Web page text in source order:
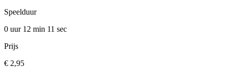
Speelduur
0 uur 12 min 11 sec
Prijs
€ 2,95